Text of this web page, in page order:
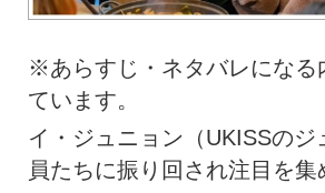
※あらすじ・ネタバレになる
ています。
イ・ジュニョン（UKISSのジ
員たちに振り回され注目を集